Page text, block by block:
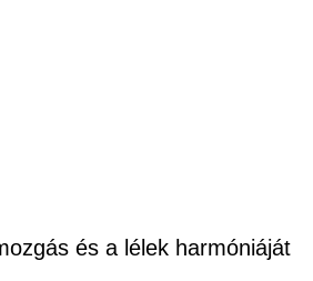
és a lélek harmóniáját